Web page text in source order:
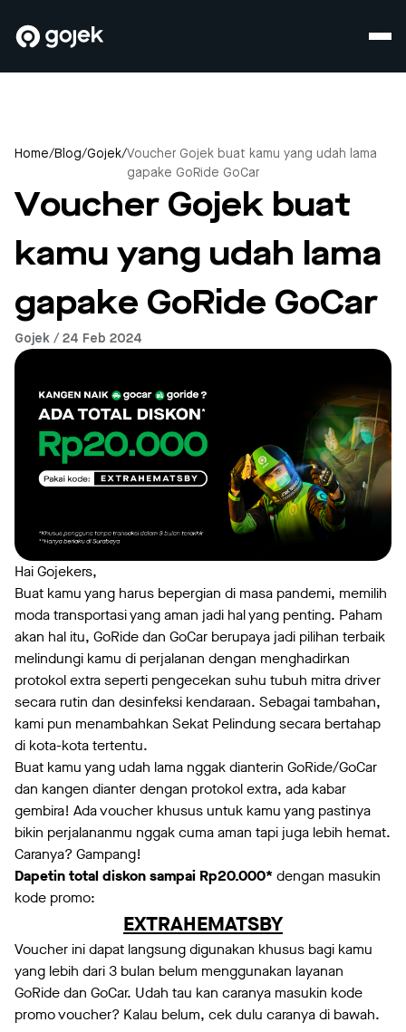
Home/Blog/Gojek/Voucher Gojek buat kamu yang udah lama
gapake GoRide GoCar
Voucher Gojek buat
kamu yang udah lama
gapake GoRide GoCar
Gojek / 24 Feb 2024
Hai Gojekers,
Buat kamu yang harus bepergian di masa pandemi, memilih
moda transportasi yang aman jadi hal yang penting. Paham
akan hal itu, GoRide dan GoCar berupaya jadi pilihan terbaik
melindungi kamu di perjalanan dengan menghadirkan
protokol extra seperti pengecekan suhu tubuh mitra driver
secara rutin dan desinfeksi kendaraan. Sebagai tambahan,
kami pun menambahkan Sekat Pelindung secara bertahap
di kota-kota tertentu.
Buat kamu yang udah lama nggak dianterin GoRide/GoCar
dan kangen dianter dengan protokol extra, ada kabar
gembira! Ada voucher khusus untuk kamu yang pastinya
bikin perjalananmu nggak cuma aman tapi juga lebih hemat.
Caranya? Gampang!
Dapetin total diskon sampai Rp20.000* dengan masukin
kode promo:
EXTRAHEMATSBY
Voucher ini dapat langsung digunakan khusus bagi kamu
yang lebih dari 3 bulan belum menggunakan layanan
GoRide dan GoCar. Udah tau kan caranya masukin kode
promo voucher? Kalau belum, cek dulu caranya di bawah.